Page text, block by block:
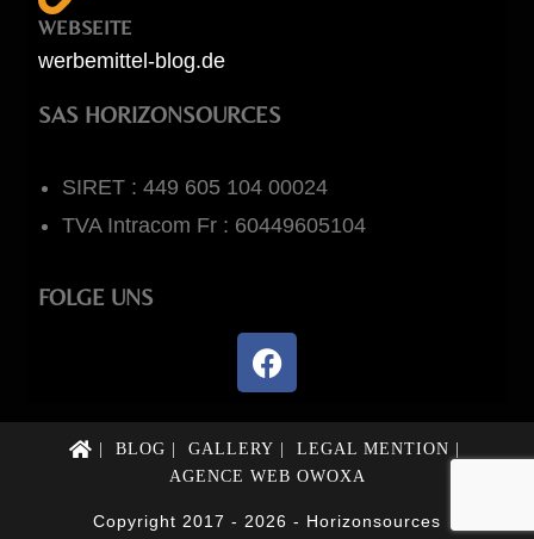
WEBSEITE
werbemittel-blog.de
SAS HORIZONSOURCES
SIRET : 449 605 104 00024
TVA Intracom Fr : 60449605104
FOLGE UNS
BLOG GALLERY
LEGAL MENTION
AGENCE WEB OWOXA
Copyright 2017 - 2026 - Horizonsources